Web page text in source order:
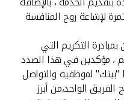
لإشاعة روح المنافسة
التكريم التي
، مؤكدين في هذا الصدد
"بيتك" لموظفيه والتواصل
الواحد،من أبرز